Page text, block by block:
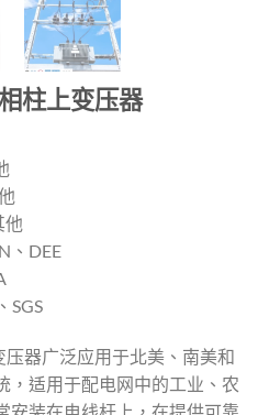
柱上变压器
他
、DEE
SGS
器广泛应用于北美、南美和
，适用于配电网中的工业、农
安装在电线杆上，在提供可靠